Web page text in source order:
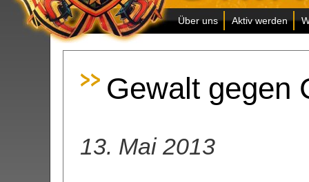
Über uns Aktiv werden
Gewalt gegen
13. Mai 2013